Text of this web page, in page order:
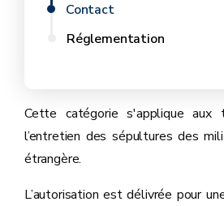
Contact
Réglementation
Cette catégorie s'applique aux
l’entretien des sépultures des
étrangère.
L’autorisation est délivrée pour